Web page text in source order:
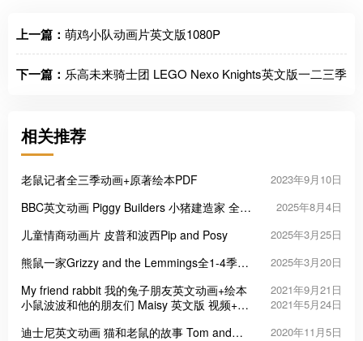
上一篇： 萌鸡小队动画片英文版1080P
下一篇： 乐高未来骑士团 LEGO Nexo Knights英文版一二三季
相关推荐
老鼠记者全三季动画+原著绘本PDF 2023年9月10日
BBC英文动画 Piggy Builders 小猪建造家 全26
2025年8月4日
儿童情商动画片 皮普和波西Pip and Posy 2025年3月25日
熊鼠一家Grizzy and the Lemmings全1-4季共
2025年3月20日
My friend rabbit 我的兔子朋友英文动画+绘本 2021年9月21日
小鼠波波和他的朋友们 Maisy 英文版 视频+绘
2021年5月24日
迪士尼英文动画 猫和老鼠的故事 Tom and
2020年11月5日